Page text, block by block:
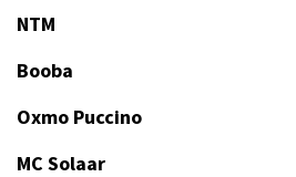
NTM
Booba
Oxmo Puccino
MC Solaar